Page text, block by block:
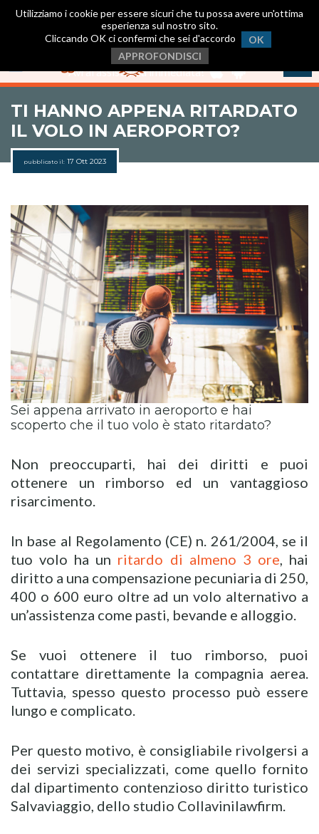
Utilizziamo i cookie per essere sicuri che tu possa avere un'ottima
esperienza sul nostro sito.
Cliccando OK ci confermi che sei d'accordo
OK
APPROFONDISCI
Scarica ora la nostra App
Avrai assistenza immediata!
TI HANNO APPENA RITARDATO
IL VOLO IN AEROPORTO?
pubblicato il: 17 Ott 2023
Sei appena arrivato in aeroporto e hai
scoperto che il tuo volo è stato ritardato?
Non preoccuparti, hai dei diritti e puoi
ottenere un rimborso ed un vantaggioso
risarcimento.
In base al Regolamento (CE) n. 261/2004, se il
tuo volo ha un ritardo di almeno 3 ore, hai
diritto a una compensazione pecuniaria di 250,
400 o 600 euro oltre ad un volo alternativo a
un’assistenza come pasti, bevande e alloggio.
Se vuoi ottenere il tuo rimborso, puoi
contattare direttamente la compagnia aerea.
Tuttavia, spesso questo processo può essere
lungo e complicato.
Per questo motivo, è consigliabile rivolgersi a
dei servizi specializzati, come quello fornito
dal dipartimento contenzioso diritto turistico
Salvaviaggio, dello studio Collavinilawfirm.